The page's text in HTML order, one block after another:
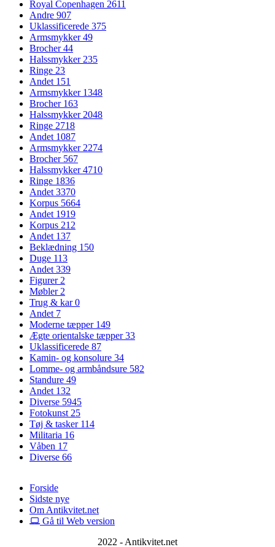
Royal Copenhagen 2611
Andre 907
Uklassificerede 375
Armsmykker49
Brocher44
Halssmykker235
Ringe 23
Andet 151
Armsmykker 1348
Brocher 163
Halssmykker2048
Ringe 2718
Andet 1087
Armsmykker2274
Brocher 567
Halssmykker4710
Ringe 1836
Andet3370
Korpus 5664
Andet 1919
Korpus 212
Andet 137
Beklædning 150
Duge 113
Andet339
Figurer2
Møbler2
Trug & kar0
Andet 7
Moderne tæpper 149
Ægte orientalske tæpper33
Uklassificerede 87
Kamin- og konsolure 34
Lomme- og armbåndsure 582
Standure 49
Andet 132
Diverse 5945
Fotokunst25
Tøj & tasker 114
Militaria 16
Våben 17
Diverse 66
Forside
Sidste nye
Om Antikvitet.net
Gå til Web version
2022 - Antikvitet.net